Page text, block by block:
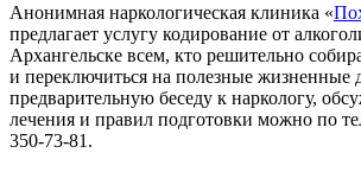
Анонимная наркологическая клиника «
предлагает услугу кодирование от
Архангельске всем, кто решительно
и переключиться на полезные жизненные
предварительную беседу к наркологу,
лечения и правил подготовки можно по
350-73-81.